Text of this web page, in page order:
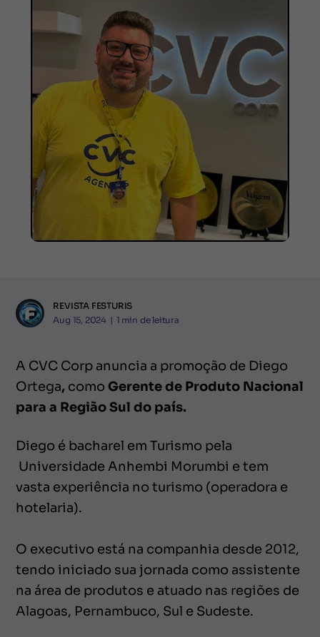
REVISTA FESTURIS
Aug 15, 2024 | 1 min de leitura
A CVC Corp anuncia a promoção de Diego
Ortega, como Gerente de Produto Nacional
para a Região Sul do país.
Diego é bacharel em Turismo pela
Universidade Anhembi Morumbi e tem
vasta experiência no turismo (operadora e
hotelaria).
O executivo está na companhia desde 2012,
tendo iniciado sua jornada como assistente
na área de produtos e atuado nas regiões de
Alagoas, Pernambuco, Sul e Sudeste.